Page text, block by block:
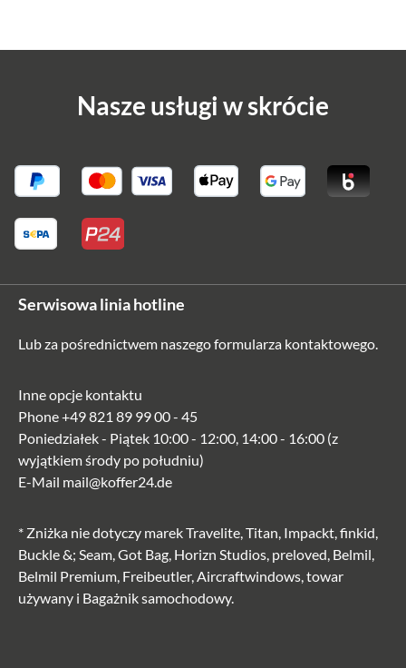
Nasze usługi w skrócie
Serwisowa linia hotline
Lub za pośrednictwem naszegoformularza kontaktowego.
Inne opcje kontaktu
Phone+49 821 89 99 00 - 45
Poniedziałek - Piątek 10:00 - 12:00, 14:00 - 16:00 (z
wyjątkiem środy po południu)
E-Mail mail@koffer24.de
* Zniżka nie dotyczy marek Travelite, Titan, Impackt, finkid,
Buckle &; Seam, Got Bag, Horizn Studios, preloved, Belmil,
Belmil Premium, Freibeutler, Aircraftwindows, towar
używany i Bagażnik samochodowy.